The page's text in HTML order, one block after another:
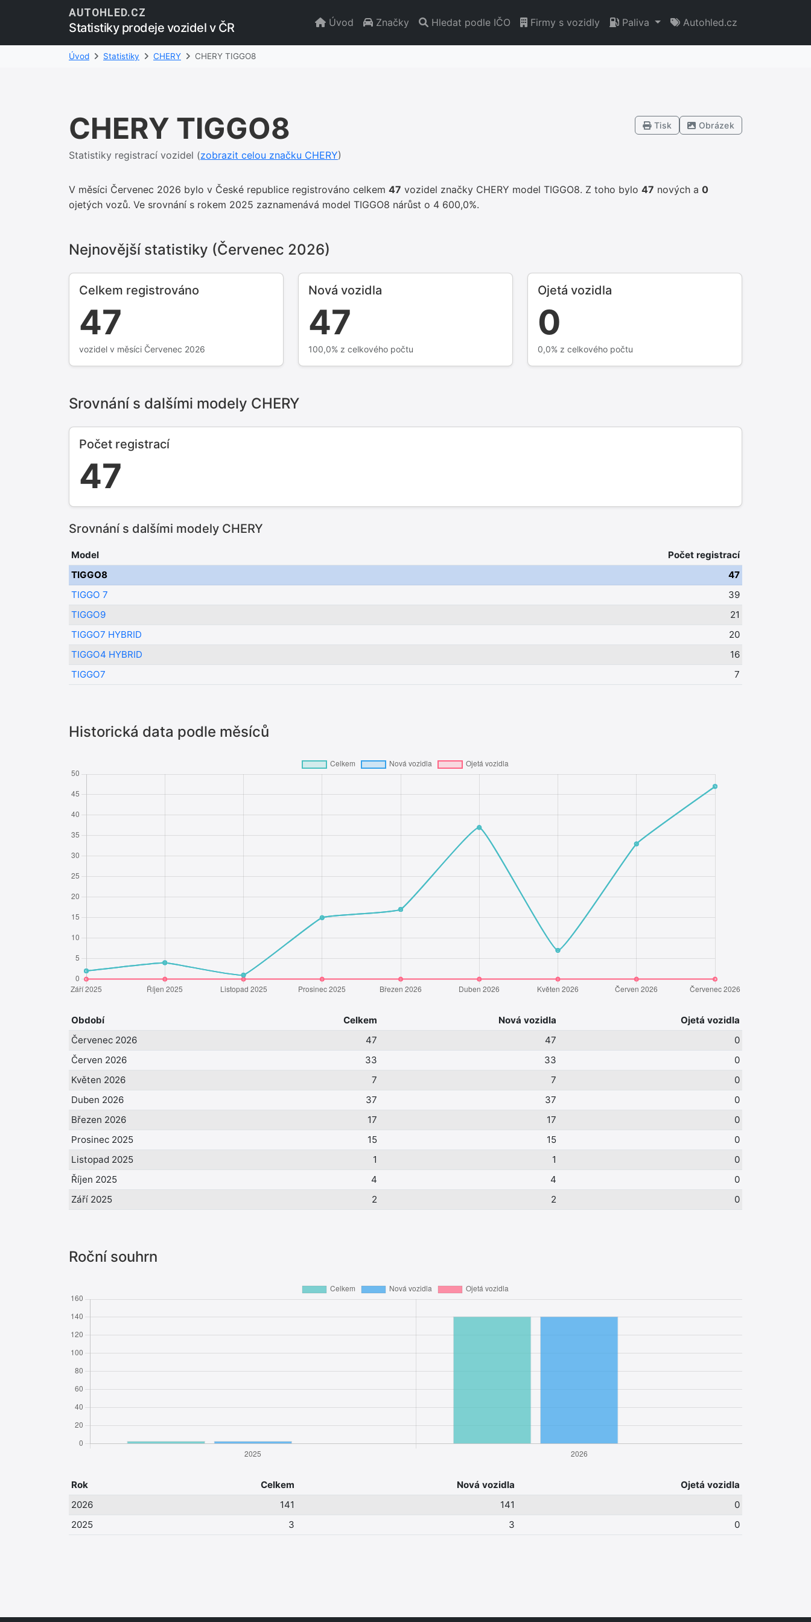
AUTOHLED.CZ
Statistiky prodeje vozidel v ČR Úvod Značky Hledat podle IČO Firmy s vozidly Paliva Autohled.cz
Úvod Statistiky CHERY CHERY TIGGO8
CHERY TIGGO8
Statistiky registrací vozidel (zobrazit celou značku CHERY)
Tisk Obrázek
V měsíci Červenec 2026 bylo v České republice registrováno celkem 47 vozidel značky CHERY model TIGGO8. Z toho bylo 47 nových a 0
ojetých vozů. Ve srovnání s rokem 2025 zaznamenává model TIGGO8 nárůst o 4 600,0%.
Nejnovější statistiky (Červenec 2026)
Celkem registrováno
47
vozidel v měsíci Červenec 2026
Nová vozidla
47
100,0% z celkového počtu
Ojetá vozidla
0
0,0% z celkového počtu
Srovnání s dalšími modely CHERY
Počet registrací
47
Srovnání s dalšími modely CHERY
Model
Počet registrací
TIGGO8
47
TIGGO 7
39
TIGGO9
21
TIGGO7 HYBRID
20
TIGGO4 HYBRID
16
TIGGO7
7
Historická data podle měsíců
Období Celkem Nová vozidla
Ojetá vozidla
Červenec 2026
47 47
0
Červen 2026
33 33
0
Květen 2026
7 7
0
Duben 2026
37 37
0
Březen 2026
17 17
0
Prosinec 2025
15 15
0
Listopad 2025
1 1
0
Říjen 2025
4 4
0
Září 2025
2 2 0
Roční souhrn
Rok Celkem Nová vozidla
Ojetá vozidla
2026
141 141
0
2025
3 3 0